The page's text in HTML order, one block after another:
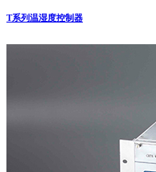
T系列温湿度控制器